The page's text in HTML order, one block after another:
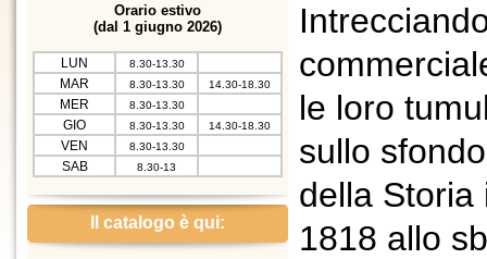
Orario estivo
(dal 1 giugno 2026)
LUN 8.30-13.30
MAR 8.30-13.30 14.30-18.30
MER 8.30-13.30
GIO 8.30-13.30 14.30-18.30
VEN 8.30-13.30
SAB 8.30-13
Il catalogo è qui:
le loro
sullo
della Storia
1818 allo